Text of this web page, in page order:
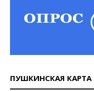
ПУШКИНСКАЯ КАРТА